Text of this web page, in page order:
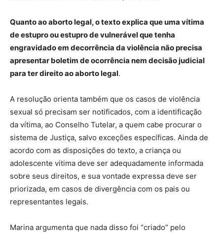
Quanto ao aborto legal, o texto explica que uma vítima
de estupro ou estupro de vulnerável que tenha
engravidado em decorrência da violência não precisa
apresentar boletim de ocorrência nem decisão judicial
para ter direito ao aborto legal.
A resolução orienta também que os casos de violência
sexual só precisam ser notificados, com a identificação
da vítima, ao Conselho Tutelar, a quem cabe procurar o
sistema de Justiça, salvo exceções específicas. Ainda de
acordo com as disposições do texto, a criança ou
adolescente vitima deve ser adequadamente informada
sobre seus direitos, e sua vontade expressa deve ser
priorizada, em casos de divergência com os pais ou
representantes legais.
Marina argumenta que nada disso foi “criado” pelo